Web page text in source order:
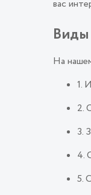
вас
На
1.
2.
3.
4.
5.